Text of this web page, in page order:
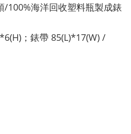
/100%海洋回收塑料瓶製成錶
； 錶帶 85(L)*17(W) /